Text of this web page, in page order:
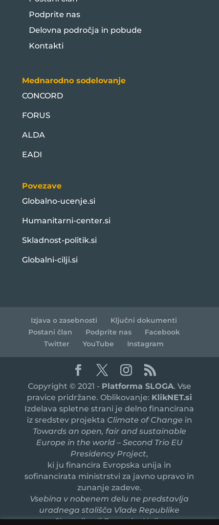
Podprite nas
Delovna področja in pobude
Kontakti
Mednarodno sodelovanje
CONCORD
FORUS
ALDA
EADI
Povezave
Globalno-ucenje.si
Humanitarni-center.si
Skladnost-politik.si
Globalni-cilji.si
Izjava o zasebnosti
Ključni dokumenti
Postani član
Podprite nas
Facebook
Twitter
YouTube Instagram
Copyright © 2021 - Platforma SLOGA. Vse
pravice pridržane. Oblikovanje: KlikNET.si
Izdelava spletne strani je delno financirana
iz sredstev projekta Climate of Change in
Towards an open, fair and sustainable
Europe in the world – Second Trio EU
Presidency Project,
ki ju financira Evropska unija in
sofinancirata ministrstvi za javno upravo in
zunanje zadeve.
Vsebina v nobenem delu ne predstavlja
uradnega stališča Vlade Republike
Slovenije ali Evropske Unije.